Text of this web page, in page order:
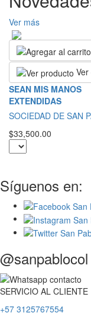
Ver más
SEAN MIS MANOS
EXTENDIDAS
SOCIEDAD DE SAN
$33,500.00
Síguenos en:
@sanpablocol
SERVICIO AL CLIENTE
+57 3125767554